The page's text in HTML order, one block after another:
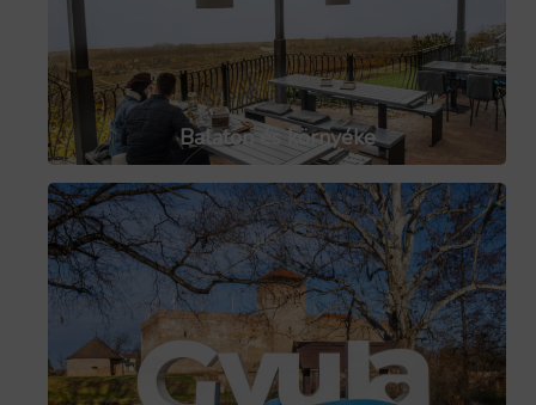
Balaton és környéke